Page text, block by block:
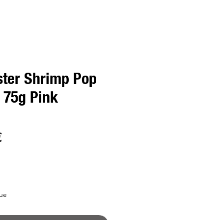
Shrimp Pop
Pink
Preço